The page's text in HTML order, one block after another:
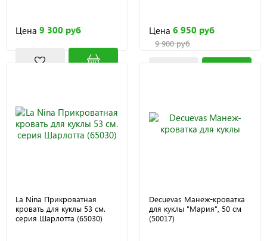
Цена 9 300 руб Цена 6 950 руб
9 900 руб
La Nina Прикроватная
кровать для куклы 53 см.
серия Шарлотта (65030)
Decuevas Манеж-кроватка
для куклы "Мария", 50 см
(50017)